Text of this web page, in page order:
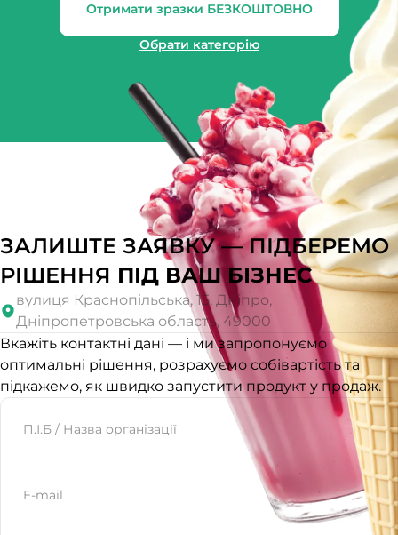
Отримати зразки БЕЗКОШТОВНО
Обрати категорію
ЗАЛИШТЕ ЗАЯВКУ — ПІДБЕРЕМО
РІШЕННЯ ПІД ВАШ БІЗНЕС
вулиця Краснопільська, 15, Дніпро,
Дніпропетровська область, 49000
Вкажіть контактні дані — і ми запропонуємо
оптимальні рішення, розрахуємо собівартість та
підкажемо, як швидко запустити продукт у продаж.
П.І.Б / Назва організації
E-mail
Website